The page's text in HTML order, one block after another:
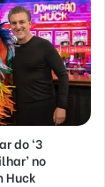
do ‘3
no
Huck